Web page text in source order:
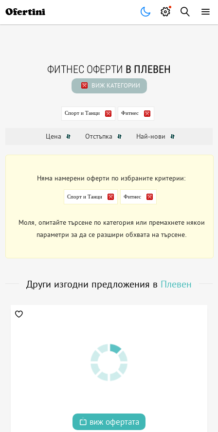
Ofertini
ФИТНЕС ОФЕРТИ В ПЛЕВЕН
ВИЖ КАТЕГОРИИ
Спорт и Танци Фитнес
Цена Отстъпка Най-нови
Няма намерени оферти по избраните критерии:
Спорт и Танци Фитнес
Моля, опитайте търсене по категория или премахнете някои
параметри за да се разшири обхвата на търсене.
Други изгодни предложения в Плевен
виж офертата